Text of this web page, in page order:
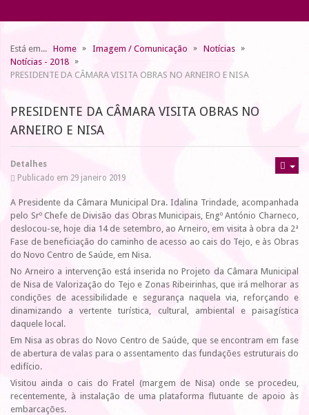
Está em... Home Imagem / Comunicação
Notícias
Notícias - 2018
PRESIDENTE DA CÂMARA VISITA OBRAS NO ARNEIRO E NISA
PRESIDENTE DA CÂMARA VISITA OBRAS NO
ARNEIRO E NISA
Detalhes
Publicado em 29 janeiro 2019
A Presidente da Câmara Municipal Dra. Idalina Trindade, acompanhada
pelo Srº Chefe de Divisão das Obras Municipais, Engº António Charneco,
deslocou-se, hoje dia 14 de setembro, ao Arneiro, em visita à obra da 2ª
Fase de beneficiação do caminho de acesso ao cais do Tejo, e às Obras
do Novo Centro de Saúde, em Nisa.
No Arneiro a intervenção está inserida no Projeto da Câmara Municipal
de Nisa de Valorização do Tejo e Zonas Ribeirinhas, que irá melhorar as
condições de acessibilidade e segurança naquela via, reforçando e
dinamizando a vertente turística, cultural, ambiental e paisagística
daquele local.
Em Nisa as obras do Novo Centro de Saúde, que se encontram em fase
de abertura de valas para o assentamento das fundações estruturais do
edifício.
Visitou ainda o cais do Fratel (margem de Nisa) onde se procedeu,
recentemente, à instalação de uma plataforma flutuante de apoio às
embarcações.